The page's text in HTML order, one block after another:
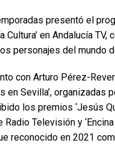
presentó el
Cultura’ en Andalucía
personajes del mundo
con Arturo Pérez-
en Sevilla’, organizadas
los premios ‘Jesús
Radio Televisión y
reconocido en 2021